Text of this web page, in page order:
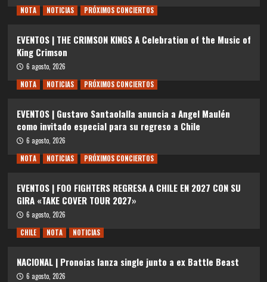
NOTA
NOTICIAS PRÓXIMOS CONCIERTOS
EVENTOS | THE CRIMSON KINGS A Celebration of the Music of
King Crimson
6 agosto, 2026
NOTA
NOTICIAS PRÓXIMOS CONCIERTOS
EVENTOS | Gustavo Santaolalla anuncia a Angel Maulén
como invitado especial para su regreso a Chile
6 agosto, 2026
NOTA
NOTICIAS PRÓXIMOS CONCIERTOS
EVENTOS | FOO FIGHTERS REGRESA A CHILE EN 2027 CON SU
GIRA «TAKE COVER TOUR 2027»
6 agosto, 2026
CHILE
NOTA NOTICIAS
NACIONAL | Pronoias lanza single junto a ex Battle Beast
6 agosto, 2026